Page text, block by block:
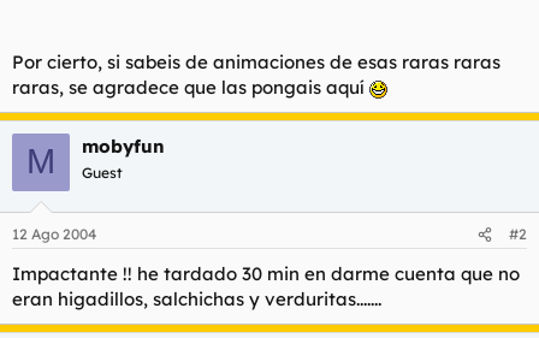
Por cierto, si sabeis de animaciones de esas raras raras
raras, se agradece que las pongais aquí
M mobyfun
Guest
12 Ago 2004 #2
Impactante !! he tardado 30 min en darme cuenta que no
eran higadillos, salchichas y verduritas.......